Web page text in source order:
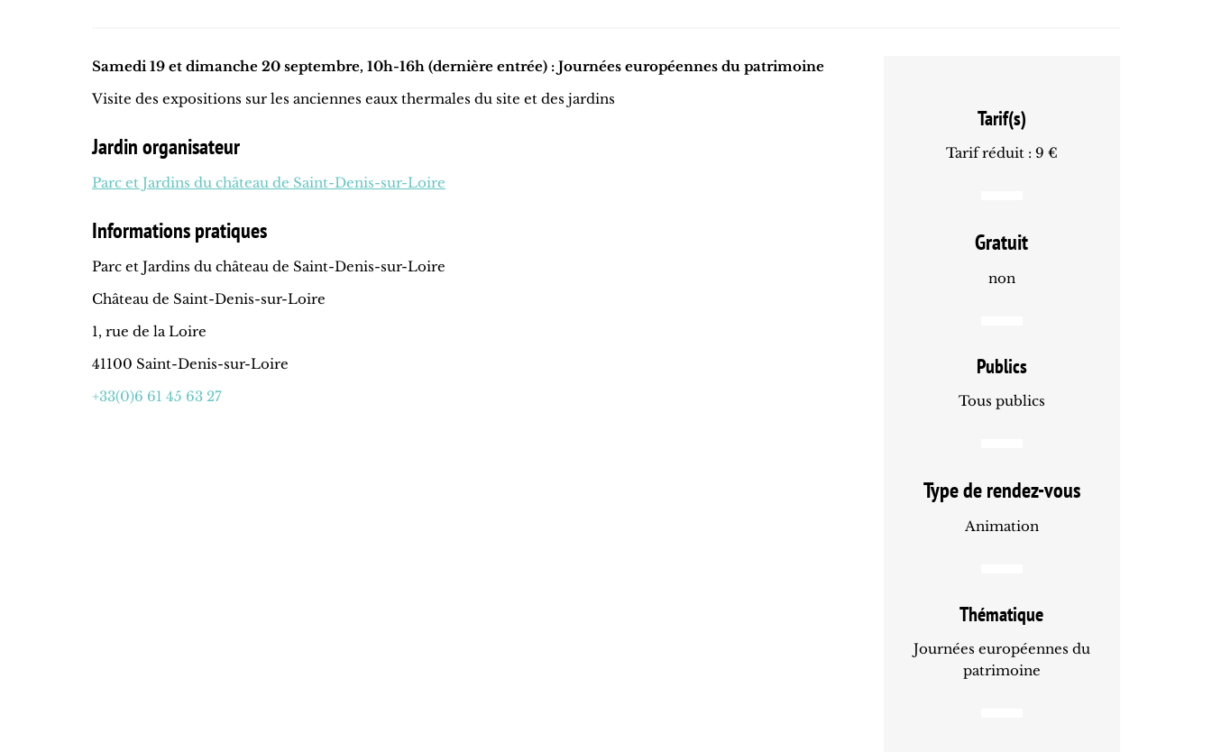
Samedi 19 et dimanche 20 septembre, 10h-16h (dernière entrée) : Journées européennes du patrimoine
Visite des expositions sur les anciennes eaux thermales du site et des jardins
Jardin organisateur
Parc et Jardins du château de Saint-Denis-sur-Loire
Informations pratiques
Parc et Jardins du château de Saint-Denis-sur-Loire
Château de Saint-Denis-sur-Loire
1, rue de la Loire
41100 Saint-Denis-sur-Loire
+33(0)6 61 45 63 27
Tarif(s)
Tarif réduit : 9 €
Gratuit
non
Publics
Tous publics
Type de rendez-vous
Animation
Thématique
Journées européennes du
patrimoine